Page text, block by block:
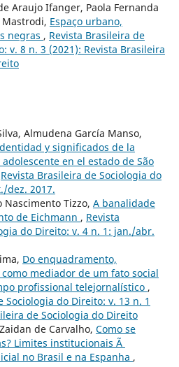
Araujo Ifanger, Paola Fernanda
Mastrodi, Espaço urbano,
negras , Revista Brasileira de
v. 8 n. 3 (2021): Revista Brasileira
Almudena García Manso,
y significados de la
en el estado de São
Revista Brasileira de Sociologia do
dez. 2017.
Tizzo, A banalidade
de Eichmann , Revista
do Direito: v. 4 n. 1: jan./abr.
Do enquadramento,
mediador de um fato social
profissional telejornalístico ,
Sociologia do Direito: v. 13 n. 1
de Sociologia do Direito
de Carvalho, Como se
Limites institucionais Ã
no Brasil e na Espanha ,